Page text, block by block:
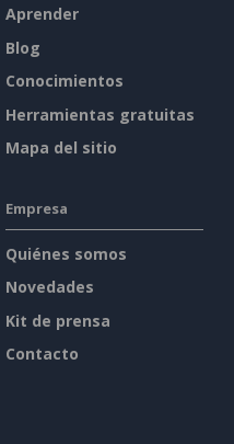
Aprender
Blog
Conocimientos
Herramientas gratuitas
Mapa del sitio
Empresa
Quiénes somos
Novedades
Kit de prensa
Contacto